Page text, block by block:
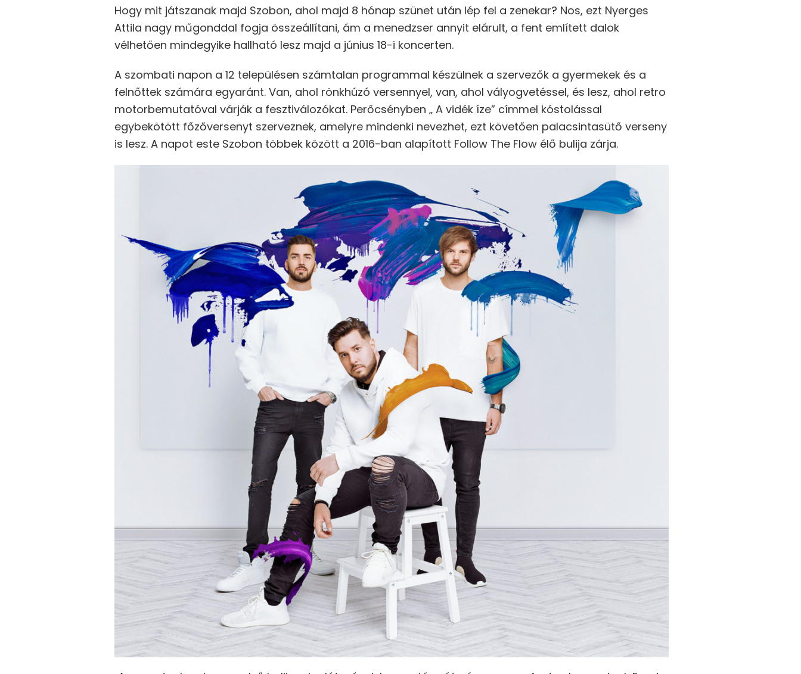
Hogy mit játszanak majd Szobon, ahol majd 8 hónap szünet után lép fel a zenekar? Nos, ezt Nyerges
Attila nagy műgonddal fogja összeállítani, ám a menedzser annyit elárult, a fent említett dalok
vélhetően mindegyike hallható lesz majd a június 18-i koncerten.
A szombati napon a 12 településen számtalan programmal készülnek a szervezők a gyermekek és a
felnőttek számára egyaránt. Van, ahol rönkhúzó versennyel, van, ahol vályogvetéssel, és lesz, ahol retro
motorbemutatóval várják a fesztiválozókat. Perőcsényben „ A vidék íze” címmel kóstolással
egybekötött főzőversenyt szerveznek, amelyre mindenki nevezhet, ezt követően palacsintasütő verseny
is lesz. A napot este Szobon többek között a 2016-ban alapított Follow The Flow élő bulija zárja.